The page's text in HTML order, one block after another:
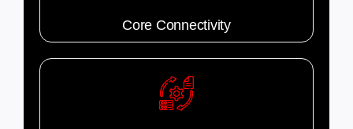
Core Connectivity